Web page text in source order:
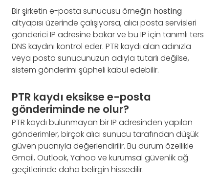
Bir şirketin e-posta sunucusu örneğin hosting
altyapısı üzerinde çalışıyorsa, alıcı posta servisleri
gönderici IP adresine bakar ve bu IP için tanımlı ters
DNS kaydını kontrol eder. PTR kaydı alan adınızla
veya posta sunucunuzun adıyla tutarlı değilse,
sistem gönderimi şüpheli kabul edebilir.
PTR kaydı eksikse e-posta
gönderiminde ne olur?
PTR kaydı bulunmayan bir IP adresinden yapılan
gönderimler, birçok alıcı sunucu tarafından düşük
güven puanıyla değerlendirilir. Bu durum özellikle
Gmail, Outlook, Yahoo ve kurumsal güvenlik ağ
geçitlerinde daha belirgin hissedilir.